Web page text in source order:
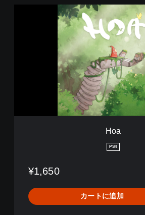
Hoa
PS4
¥1,650
カートに追加